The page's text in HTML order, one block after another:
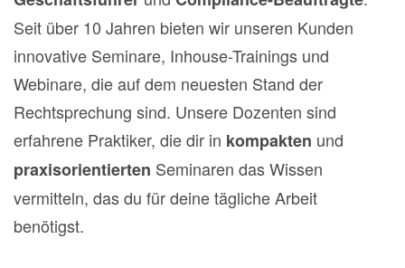
Seit über 10 Jahren bieten wir unseren Kunden
innovative Seminare, Inhouse-Trainings und
Webinare, die auf dem neuesten Stand der
Rechtsprechung sind. Unsere Dozenten sind
erfahrene Praktiker, die dir in kompakten und
praxisorientierten Seminaren das Wissen
vermitteln, das du für deine tägliche Arbeit
benötigst.